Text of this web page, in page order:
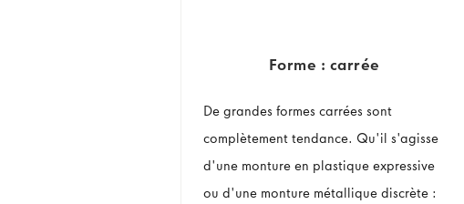
Forme : carrée
De grandes formes carrées sont
complètement tendance. Qu'il s'agisse
d'une monture en plastique expressive
ou d'une monture métallique discrète :